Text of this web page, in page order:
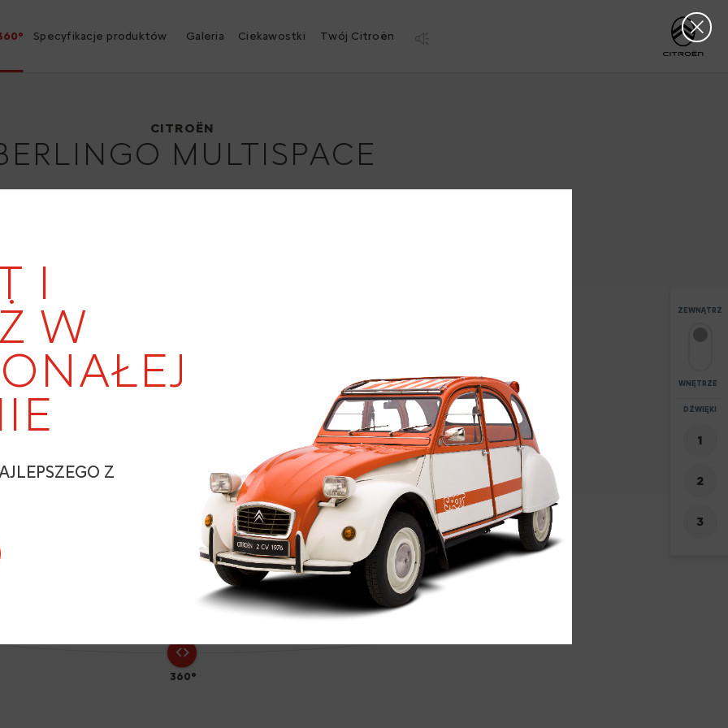
Specyfikacje produktów Galeria Ciekawostki Twój Citroën
http://
I
W
Z
CITROËN
MULTISPACE
96
360°
ZEWNĄTRZ
WNĘTRZE
DŹWIĘKI